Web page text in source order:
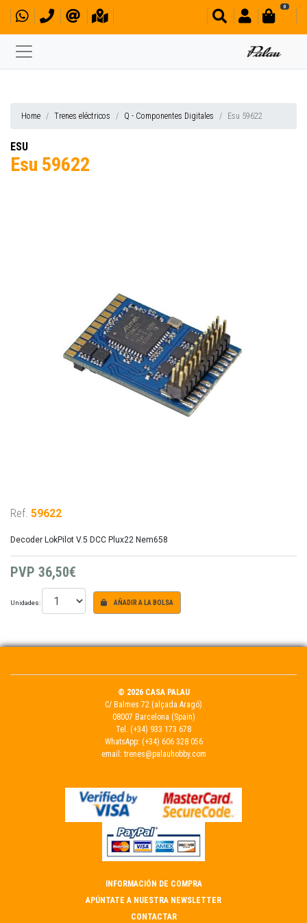
0
Home Trenes eléctricos Q - Componentes Digitales Esu 59622
ESU
Esu 59622
Ref. 59622
Decoder LokPilot V.5 DCC Plux22 Nem658
PVP 36,50€
Unidades: AÑADIR A LA BOLSA
© 2026 CASA PALAU
C/ Balmes 72 (alçada Aragó)
08007 Barcelona (Spain)
Tel. (+34) 933 173 678
WhatsApp: (+34) 606 328 056
email: trenes@palauhobby.com
INFORMACIÓN DE COMPRA
APÚNTATE A NUESTRA NEWSLETTER
CONTACTAR